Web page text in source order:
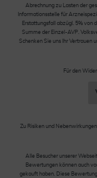
Abrechnung zu Lasten der
Informationsstelle für
Erstattungsfall abzügl. 5% von
Summe der Einzel-AVP.
Schenken Sie uns Ihr Vertrauen
Für den
Zu Risiken und
Alle Besucher unserer
Bewertungen können auch
gekauft haben. Diese